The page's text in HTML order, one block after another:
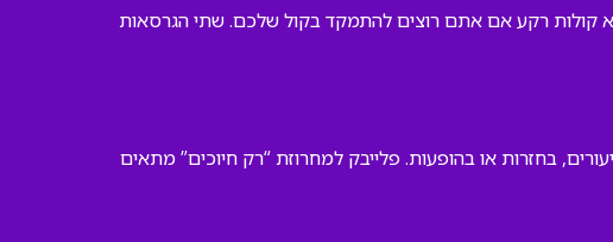
קולות רקע אם אתם רוצים להתמקד בקול שלכם. שתי הגרסאות
בחזרות או בהופעות. פלייבק למחרוזת “רק חיוכים” מתאים